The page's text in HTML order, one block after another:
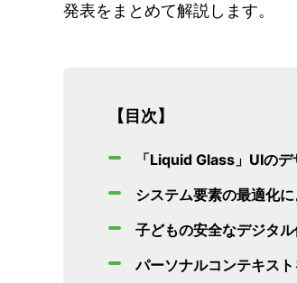
発表をまとめて解説します。
【目次】
「Liquid Glass」UIのデ
システム要素の最適化
子どもの安全なデジタ
パーソナルコンテキス